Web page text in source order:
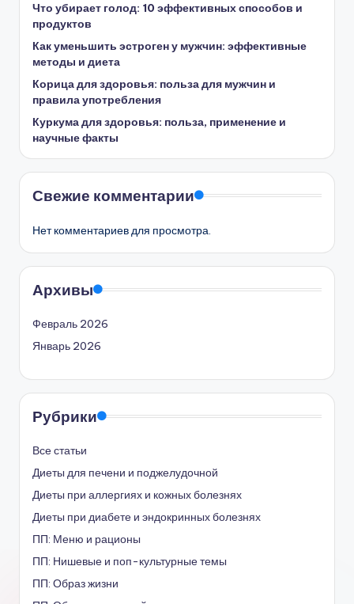
Что убирает голод: 10 эффективных способов и
продуктов
Как уменьшить эстроген у мужчин: эффективные
методы и диета
Корица для здоровья: польза для мужчин и
правила употребления
Куркума для здоровья: польза, применение и
научные факты
Свежие комментарии
Нет комментариев для просмотра.
Архивы
Февраль 2026
Январь 2026
Рубрики
Все статьи
Диеты для печени и поджелудочной
Диеты при аллергиях и кожных болезнях
Диеты при диабете и эндокринных болезнях
ПП: Меню и рационы
ПП: Нишевые и поп-культурные темы
ПП: Образ жизни